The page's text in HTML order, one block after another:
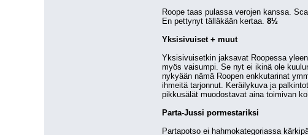
Roope taas pulassa verojen kanssa.
En pettynyt tälläkään kertaa. 8½
Yksisivuiset + muut
Yksisivuisetkin jaksavat Roopessa
myös vaisumpi. Se nyt ei ikinä ole
nykyään nämä Roopen enkkutarinat
ihmeitä tarjonnut. Keräilykuva ja
pikkusälät muodostavat aina toimivan
Parta-Jussi pormestariksi
Partapotso ei hahmokategoriassa